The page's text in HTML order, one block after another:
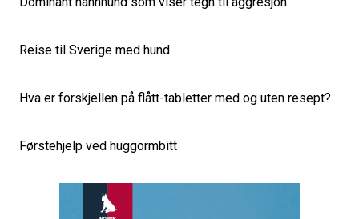
Reise til Sverige med hund
Hva er forskjellen på flått-tabletter med og uten resept?
Førstehjelp ved huggormbitt